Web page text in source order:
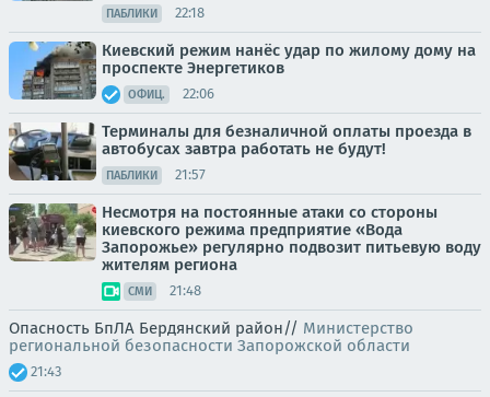
ПАБЛИКИ 22:18
Киевский режим нанёс удар по жилому дому на
проспекте Энергетиков
ОФИЦ. 22:06
Терминалы для безналичной оплаты проезда в
автобусах завтра работать не будут!
ПАБЛИКИ 21:57
Несмотря на постоянные атаки со стороны
киевского режима предприятие «Вода
Запорожье» регулярно подвозит питьевую воду
жителям региона
СМИ 21:48
Опасность БпЛА Бердянский район// Министерство
региональной безопасности Запорожской области
21:43